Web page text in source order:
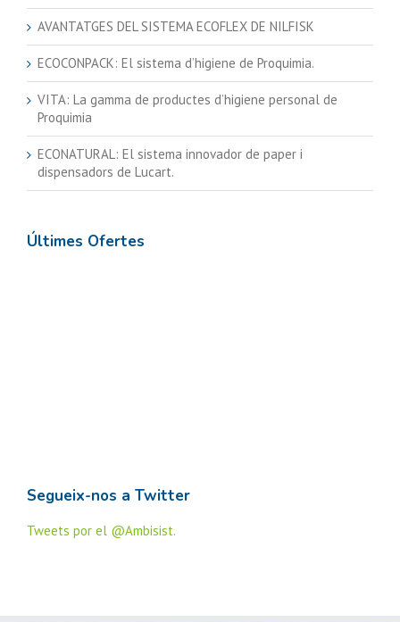
AVANTATGES DEL SISTEMA ECOFLEX DE NILFISK
ECOCONPACK: El sistema d’higiene de Proquimia.
VITA: La gamma de productes d’higiene personal de
Proquimia
ECONATURAL: El sistema innovador de paper i
dispensadors de Lucart.
Últimes Ofertes
Segueix-nos a Twitter
Tweets por el @Ambisist.